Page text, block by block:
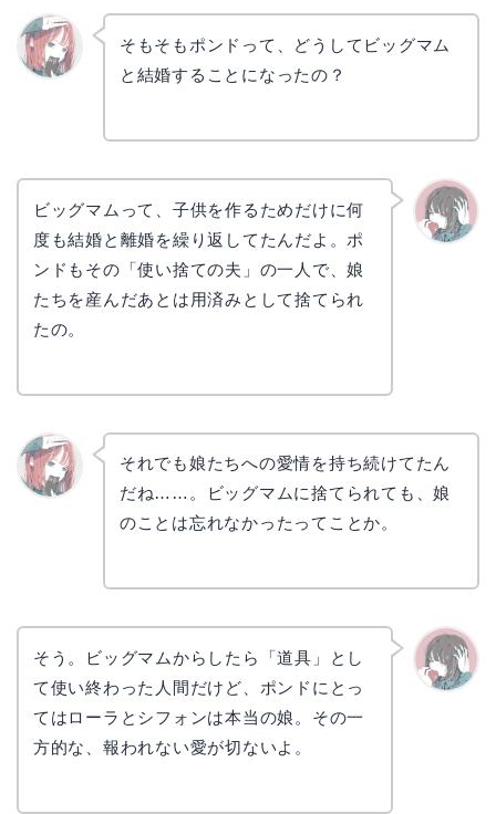
そもそもポンドって、どうしてビッグマム
と結婚することになったの？
ビッグマムって、子供を作るためだけに何
度も結婚と離婚を繰り返してたんだよ。ポ
ンドもその「使い捨ての夫」の一人で、娘
たちを産んだあとは用済みとして捨てられ
たの。
それでも娘たちへの愛情を持ち続けてたん
だね……。ビッグマムに捨てられても、娘
のことは忘れなかったってことか。
そう。ビッグマムからしたら「道具」とし
て使い終わった人間だけど、ポンドにとっ
てはローラとシフォンは本当の娘。その一
方的な、報われない愛が切ないよ。